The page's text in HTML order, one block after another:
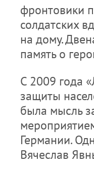
фронтовики
солдатских
на дому.
память о
С 2009 года
защиты
была мысль
Германии.
Вячеслав